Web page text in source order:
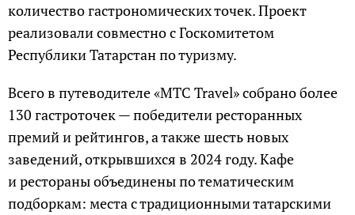
количество гастрономических точек. Проект
реализовали совместно с Госкомитетом
Республики Татарстан по туризму.
Всего в путеводителе «МТС Travel» собрано более
130 гастроточек — победители ресторанных
премий и рейтингов, а также шесть новых
заведений, открывшихся в 2024 году. Кафе
и рестораны объединены по тематическим
подборкам: места с традиционными татарскими